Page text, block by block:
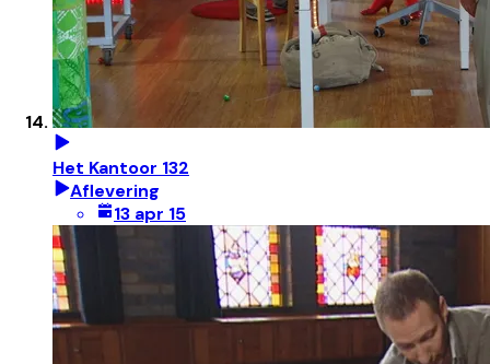
Het Kantoor 132
Aflevering
13 apr 15